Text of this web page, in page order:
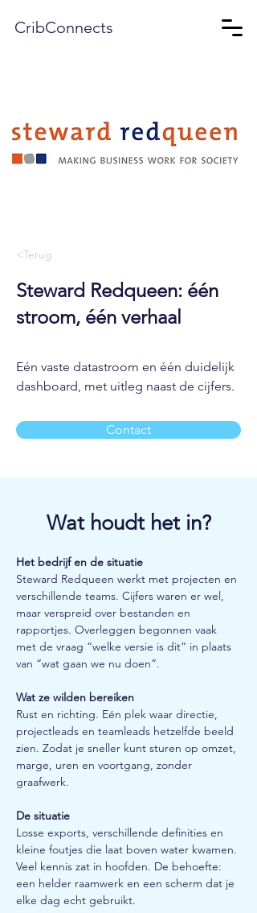
CribConnects
<Terug
Steward Redqueen: één
stroom, één verhaal
Eén vaste datastroom en één duidelijk
dashboard, met uitleg naast de cijfers.
Contact
Wat houdt het in?
Het bedrijf en de situatie
Steward Redqueen werkt met projecten en
verschillende teams. Cijfers waren er wel,
maar verspreid over bestanden en
rapportjes. Overleggen begonnen vaak
met de vraag “welke versie is dit” in plaats
van “wat gaan we nu doen”.
Wat ze wilden bereiken
Rust en richting. Eén plek waar directie,
projectleads en teamleads hetzelfde beeld
zien. Zodat je sneller kunt sturen op omzet,
marge, uren en voortgang, zonder
graafwerk.
De situatie
Losse exports, verschillende definities en
kleine foutjes die laat boven water kwamen.
Veel kennis zat in hoofden. De behoefte:
een helder raamwerk en een scherm dat je
elke dag echt gebruikt.